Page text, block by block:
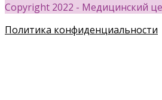
Copyright 2022 - Медицинский
Политика конфиденциальности